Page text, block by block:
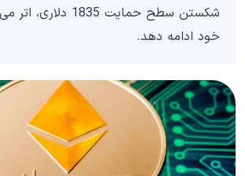
شکستن سطح حمایت 1835
خود ادامه دهد.